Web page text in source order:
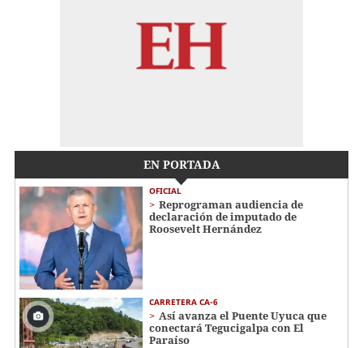
EN PORTADA
OFICIAL
Reprograman audiencia de
declaración de imputado de
Roosevelt Hernández
CARRETERA CA-6
Así avanza el Puente Uyuca que
conectará Tegucigalpa con El
Paraíso